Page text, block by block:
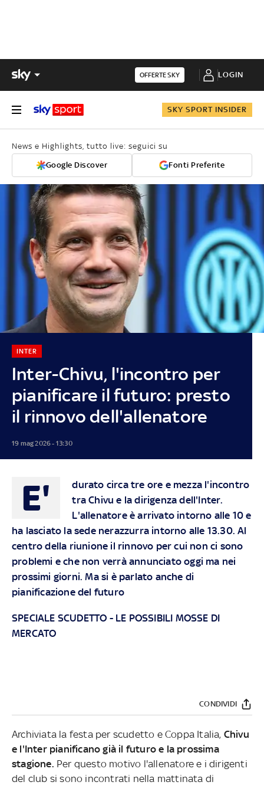
OFFERTE SKY LOGIN
SKY SPORT INSIDER
News e Highlights, tutto live: seguici su
Google Discover Fonti Preferite
Inter-Chivu, l'incontro per
pianificare il futuro: presto
il rinnovo dell'allenatore
INTER
19 mag 2026 - 13:30
E'
durato circa tre ore e mezza l'incontro
tra Chivu e la dirigenza dell'Inter.
L'allenatore è arrivato intorno alle 10 e
ha lasciato la sede nerazzurra intorno alle 13.30. Al
centro della riunione il rinnovo per cui non ci sono
problemi e che non verrà annunciato oggi ma nei
prossimi giorni. Ma si è parlato anche di
pianificazione del futuro
SPECIALE SCUDETTO - LE POSSIBILI MOSSE DI
MERCATO
CONDIVIDI
Archiviata la festa per scudetto e Coppa Italia, Chivu
e l'Inter pianificano già il futuro e la prossima
stagione. Per questo motivo l'allenatore e i dirigenti
del club si sono incontrati nella mattinata di